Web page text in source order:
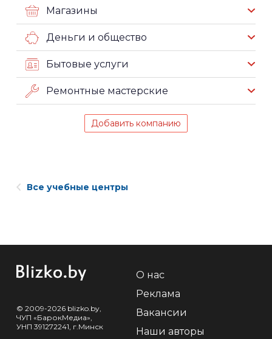
Магазины
Деньги и общество
Бытовые услуги
Ремонтные мастерские
Добавить компанию
Все учебные центры
© 2009-2026 blizko.by,
ЧУП «БарокМедиа»,
УНП 391272241, г.Минск
О нас
Реклама
Вакансии
Наши авторы